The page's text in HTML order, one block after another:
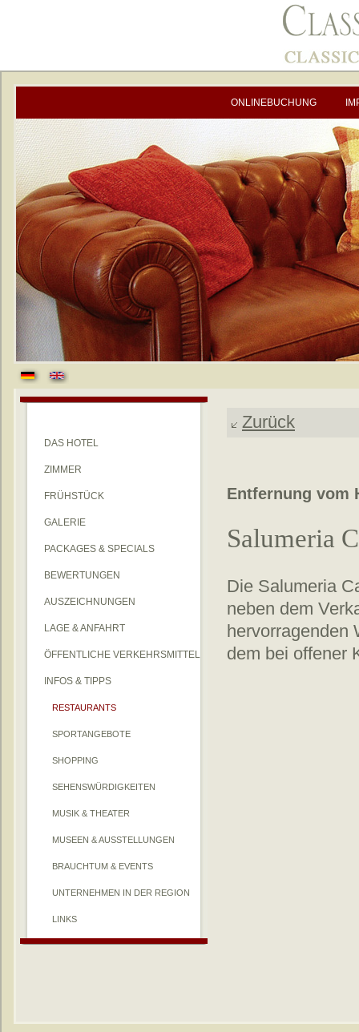
ONLINEBUCHUNG
DAS HOTEL
ZIMMER
FRÜHSTÜCK
GALERIE
PACKAGES & SPECIALS
BEWERTUNGEN
AUSZEICHNUNGEN
LAGE & ANFAHRT
ÖFFENTLICHE VERKEHRSMITTEL
INFOS & TIPPS
RESTAURANTS
SPORTANGEBOTE
SHOPPING
SEHENSWÜRDIGKEITEN
MUSIK & THEATER
MUSEEN & AUSSTELLUNGEN
BRAUCHTUM & EVENTS
UNTERNEHMEN IN DER REGION
LINKS
Zurück
Entfernung vom
Salumeria
Die Salumeria
neben dem
hervorragenden
dem bei offener